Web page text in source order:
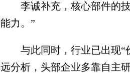
李诚补充，核心部件的技
能力。”
与此同时，行业已出现“
远分析，头部企业多靠自主